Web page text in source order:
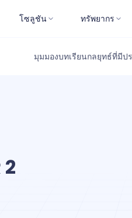
โซลูชัน ทรัพยากร
มุมมองบทเรียนกลยุทธ์ที่มีป